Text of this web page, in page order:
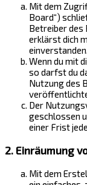
Mit dem
Board“)
Betreiber des
erklärst dich
einverstanden.
Wenn du mit
so darfst du
Nutzung des
Der
geschlossen
einer Frist
2. Einräumung
Mit dem